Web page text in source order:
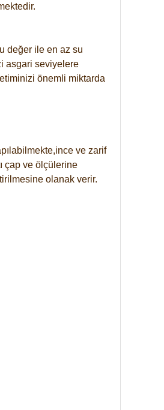
değer ile en az su
asgari seviyelere
önemli miktarda
ve zarif
çap ve ölçülerine
olanak verir.